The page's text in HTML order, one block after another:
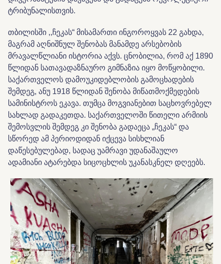
ტრიბუნალისთვის.
თბილისში ,,ჩეკას“ მისამართი ინგოროყვას 22 გახდა,
მაგრამ აღნიშნულ შენობას მანამდე არსებობის
მრავალწლიანი ისტორია აქვს. ცნობილია, რომ აქ 1890
წლიდან სათავადაზნაურო გიმნაზია იყო მოწყობილი.
საქართველოს დამოუკიდებლობის გამოცხადების
შემდეგ, ანუ 1918 წლიდან შენობა მიწათმოქმედების
სამინისტროს ეკავა. თუმცა მოგვიანებით საცხოვრებელ
სახლად გადაკეთდა. საქართველოში წითელი არმიის
შემოსვლის შემდეგ კი შენობა გადაეცა „ჩეკას“ და
სწორედ ამ პერიოდიდან იქცევა სისხლიან
დაწესებულებად, სადაც უამრავი უდანაშაულო
ადამიანი ატარებდა სიცოცხლის უკანასკნელ დღეებს.